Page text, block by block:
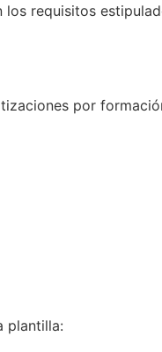
los requisitos
por
plantilla: